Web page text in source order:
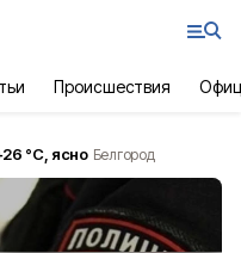
Происшествия
26 °С, ясно Белгород